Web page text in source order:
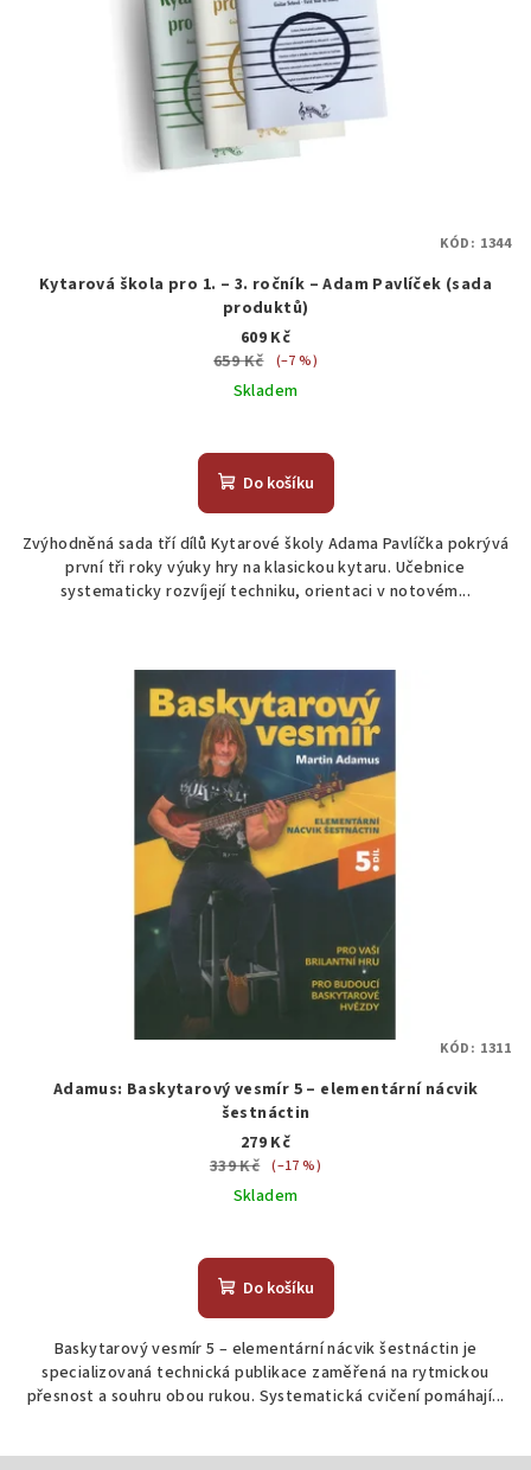
Kytarová škola pro 1. – 3. ročník – Adam Pavlíček (sada
produktů)
609 Kč
659 Kč
(–7 %)
Skladem
Do košíku
Zvýhodněná sada tří dílů Kytarové školy Adama Pavlíčka pokrývá
první tři roky výuky hry na klasickou kytaru. Učebnice
systematicky rozvíjejí techniku, orientaci v notovém...
KÓD: 1344
Adamus: Baskytarový vesmír 5 – elementární nácvik
šestnáctin
279 Kč
339 Kč (–17 %)
Skladem
Do košíku
Baskytarový vesmír 5 – elementární nácvik šestnáctin je
specializovaná technická publikace zaměřená na rytmickou
přesnost a souhru obou rukou. Systematická cvičení pomáhají...
KÓD: 1311